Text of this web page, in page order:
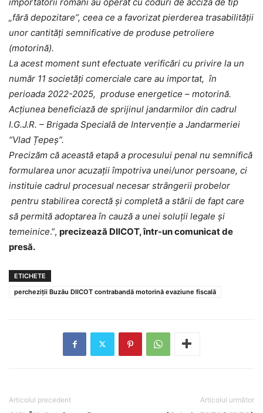
„fără depozitare”, ceea ce a favorizat pierderea trasabilității
unor cantități semnificative de produse petroliere
(motorină).
La acest moment sunt efectuate verificări cu privire la un
număr 11 societăți comerciale care au importat, în
perioada 2022-2025, produse energetice – motorină.
Acțiunea beneficiază de sprijinul jandarmilor din cadrul
I.G.J.R. – Brigada Specială de Intervenție a Jandarmeriei
“Vlad Țepeș”.
Precizăm că această etapă a procesului penal nu semnifică
formularea unor acuzații împotriva unei/unor persoane, ci
instituie cadrul procesual necesar strângerii probelor
pentru stabilirea corectă și completă a stării de fapt care
să permită adoptarea în cauză a unei soluții legale și
temeinice.”, precizează DIICOT, într-un comunicat de
presă.
ETICHETE
percheziții Buzău DIICOT contrabandă motorină evaziune fiscală
Articolul precedent Articolul următor